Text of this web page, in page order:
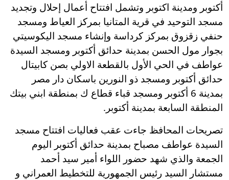
أكتوبر ومدينة اكتوبر وتشمل افتتاح أعمال إحلال وتجديد
مسجد التوحيد في قرية المتانيا بمركز العياط ومسجد
حنفي زقزوق بمركز كرداسة وإنشاء مسجد اليكوسيتي
بجوار مول الحسن بمدينة حدائق أكتوبر ومسجد السيدة
عواطف في الحي الأول بالقطعة الاولي بصن كابيتال
حدائق أكتوبر ومسجد ذو النورين باسكان دار مصر
بمدينة 6 أكتوبر ومسجد قباء قطاع ك بمنطقة ابني بيتك
المنطقة السابعة بمدينة أكتوبر.
تصريحات المحافظ جاءت عقب فعاليات افتتاح مسجد
السيدة عواطف مصباح بمدينة حدائق أكتوبر اليوم
الجمعة والذي شهد حضور اللواء أمير سيد أحمد
مستشار السيد رئيس الجمهورية للتخطيط العمراني و